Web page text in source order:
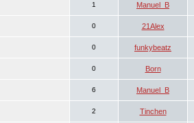
1 Manuel_B
0 21Alex
0 funkybeatz
0 Born
6 Manuel_B
2 Tinchen